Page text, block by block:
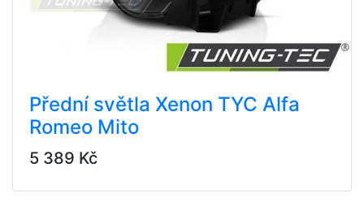
Přední světla Xenon TYC Alfa
Romeo Mito
5 389 Kč